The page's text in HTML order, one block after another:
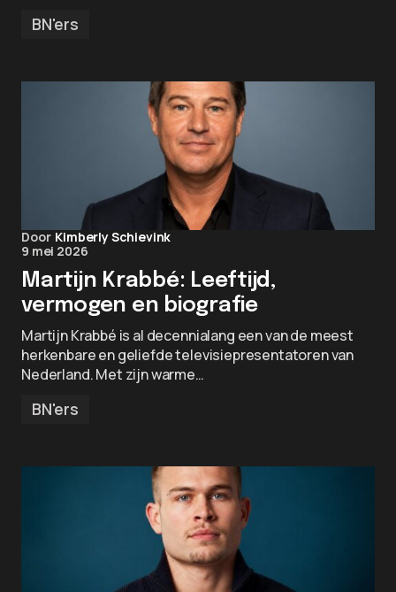
BN'ers
Door Kimberly Schievink
9 mei 2026
Martijn Krabbé: Leeftijd,
vermogen en biografie
Martijn Krabbé is al decennialang een van de meest
herkenbare en geliefde televisiepresentatoren van
Nederland. Met zijn warme…
BN'ers